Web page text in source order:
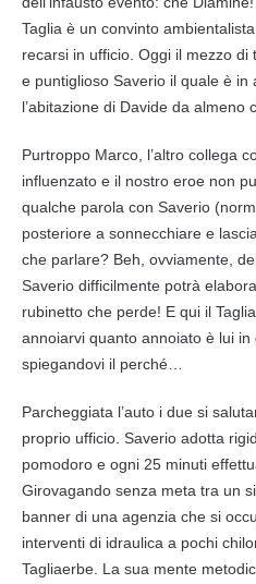
Taglia è un convinto
recarsi in ufficio. Oggi il mezzo
e puntiglioso Saverio il quale è in
l’abitazione di Davide da almeno
Purtroppo Marco, l’altro collega
influenzato e il nostro eroe non
qualche parola con Saverio
posteriore a sonnecchiare e
che parlare? Beh, ovviamente,
Saverio difficilmente potrà
rubinetto che perde! E qui il
annoiarvi quanto annoiato è lui
spiegandovi il perché…
Parcheggiata l’auto i due si
proprio ufficio. Saverio adotta
pomodoro e ogni 25 minuti
Girovagando senza meta tra un
banner di una agenzia che si
interventi di idraulica a pochi
Tagliaerbe. La sua mente